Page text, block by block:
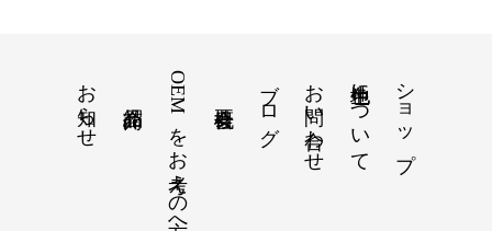
お知らせ OEMをお考えの方へ ブログ お問い合わせ 色生地について ショップ